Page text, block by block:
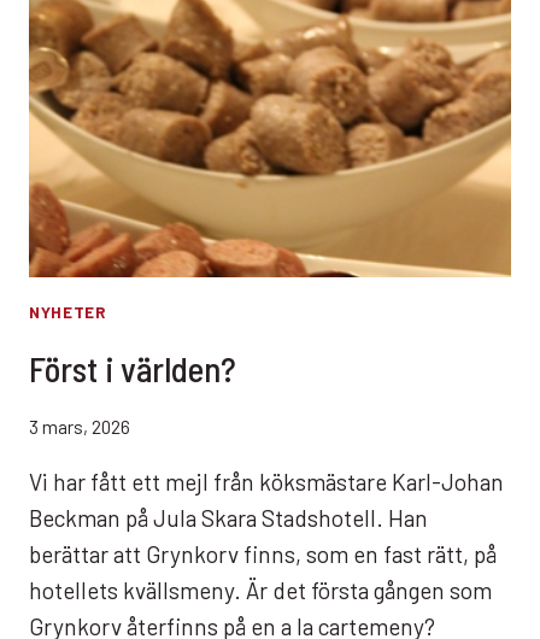
NYHETER
Först i världen?
3 mars, 2026
Vi har fått ett mejl från köksmästare Karl-Johan
Beckman på Jula Skara Stadshotell. Han
berättar att Grynkorv finns, som en fast rätt, på
hotellets kvällsmeny. Är det första gången som
Grynkorv återfinns på en a la cartemeny?